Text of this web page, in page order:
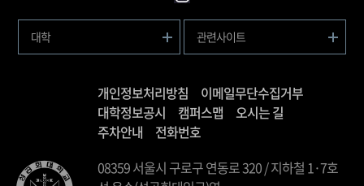
대학 관련사이트
개인정보처리방침
이메일무단수집거부
대학정보공시
캠퍼스맵
오시는 길
주차안내
전화번호
08359 서울시 구로구 연동로 320 / 지하철 1·7호